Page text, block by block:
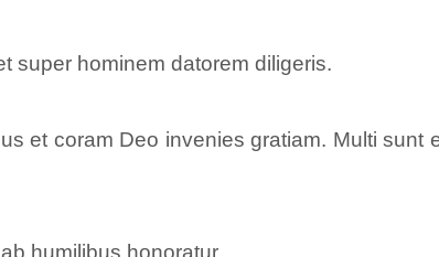
super hominem datorem diligeris.
et coram Deo invenies gratiam. Multi sunt
humilibus honoratur.